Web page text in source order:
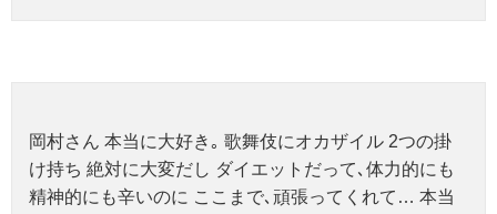
岡村さん 本当に大好き｡ 歌舞伎にオカザイル 2つの掛
け持ち 絶対に大変だし ダイエットだって､体力的にも
精神的にも辛いのに ここまで､頑張ってくれて… 本当